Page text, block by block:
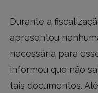
Durante a
apresentou
necessária para
informou que não
tais documentos.